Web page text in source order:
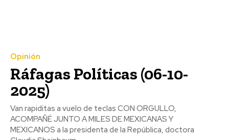
Opinión
Ráfagas Políticas (06-10-
2025)
Van rapiditas a vuelo de teclas CON ORGULLO,
ACOMPAÑÉ JUNTO A MILES DE MEXICANAS Y
MEXICANOS a la presidenta de la República, doctora